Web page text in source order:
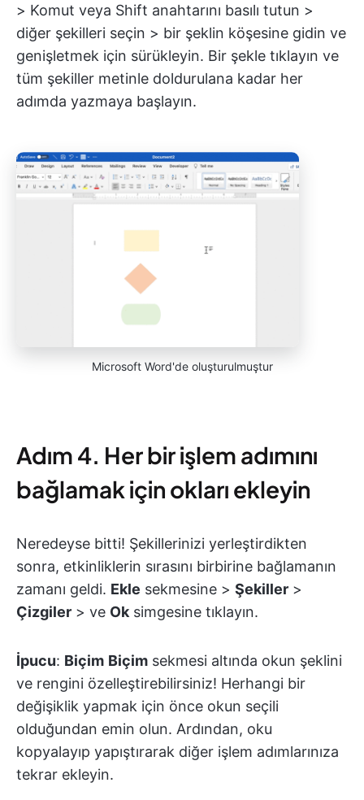
> Komut veya Shift anahtarını basılı tutun >
diğer şekilleri seçin > bir şeklin köşesine gidin ve
genişletmek için sürükleyin. Bir şekle tıklayın ve
tüm şekiller metinle doldurulana kadar her
adımda yazmaya başlayın.
Microsoft Word'de oluşturulmuştur
Adım 4. Her bir işlem adımını
bağlamak için okları ekleyin
Neredeyse bitti! Şekillerinizi yerleştirdikten
sonra, etkinliklerin sırasını birbirine bağlamanın
zamanı geldi. Ekle sekmesine > Şekiller >
Çizgiler > ve Ok simgesine tıklayın.
İpucu: Biçim Biçim sekmesi altında okun şeklini
ve rengini özelleştirebilirsiniz! Herhangi bir
değişiklik yapmak için önce okun seçili
olduğundan emin olun. Ardından, oku
kopyalayıp yapıştırarak diğer işlem adımlarınıza
tekrar ekleyin.